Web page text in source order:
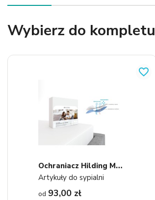
Wybierz do kompletu
O
Chraniacz Hilding Molton...
Artykuły do sypialni
od 93,00 zł
favorite_border